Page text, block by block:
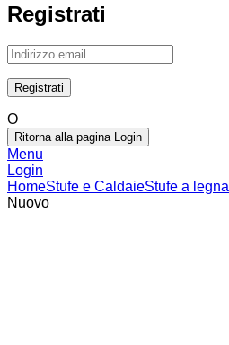
Registrati
O
Ritorna alla pagina Login
Menu
Login
HomeStufe e CaldaieStufe a legna
Nuovo